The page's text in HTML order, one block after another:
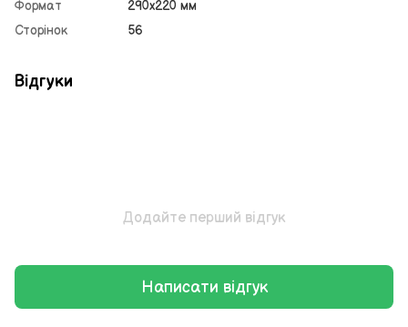
Формат
290х220 мм
Сторінок
56
Відгуки
Додайте перший відгук
Написати відгук